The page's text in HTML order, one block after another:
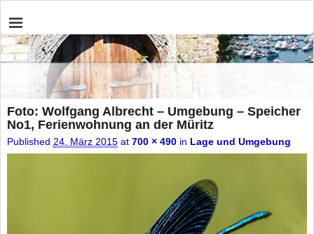
Foto: Wolfgang Albrecht – Umgebung – Speicher
No1, Ferienwohnung an der Müritz
Published 24. März 2015at 700 × 490in Lage und Umgebung